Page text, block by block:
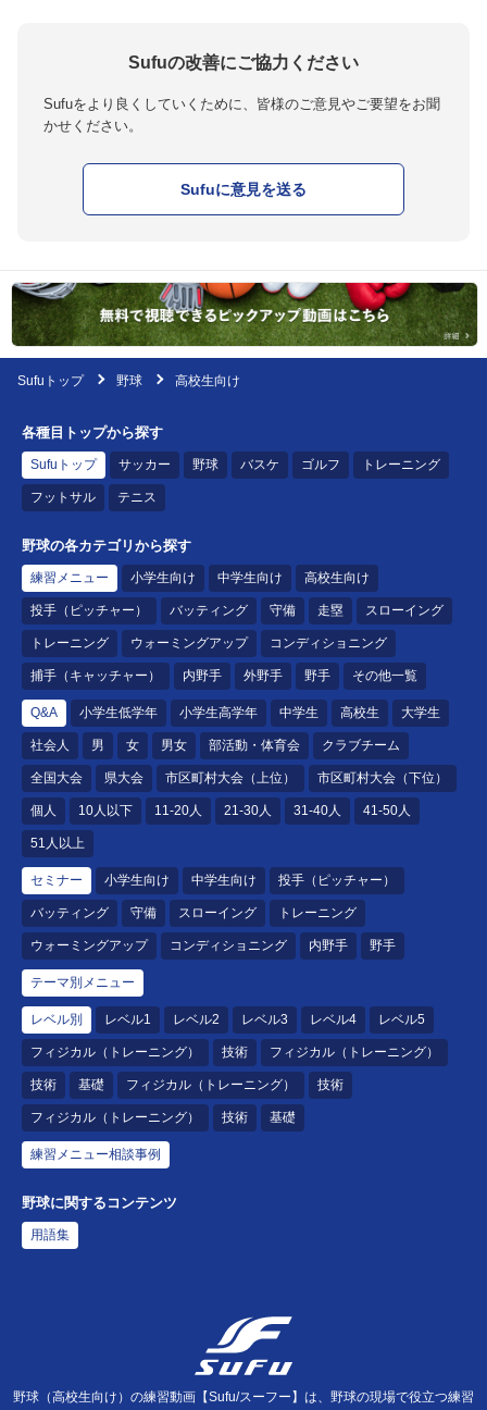
Sufuの改善にご協力ください
Sufuをより良くしていくために、皆様のご意見やご要望をお聞
かせください。
Sufuに意見を送る
Sufuトップ 野球 高校生向け
各種目トップから探す
Sufuトップ サッカー 野球 バスケ ゴルフ トレーニング
フットサル テニス
野球の各カテゴリから探す
練習メニュー 小学生向け 中学生向け 高校生向け
投手（ピッチャー） バッティング 守備 走塁 スローイング
トレーニング ウォーミングアップ コンディショニング
捕手（キャッチャー） 内野手 外野手 野手 その他一覧
Q&A 小学生低学年 小学生高学年 中学生 高校生 大学生
社会人 男 女 男女 部活動・体育会 クラブチーム
全国大会 県大会 市区町村大会（上位） 市区町村大会（下位）
個人 10人以下 11-20人 21-30人 31-40人 41-50人
51人以上
セミナー 小学生向け 中学生向け 投手（ピッチャー）
バッティング 守備 スローイング トレーニング
ウォーミングアップ コンディショニング 内野手 野手
テーマ別メニュー
レベル別 レベル1 レベル2 レベル3 レベル4 レベル5
フィジカル（トレーニング） 技術 フィジカル（トレーニング）
技術 基礎 フィジカル（トレーニング） 技術
フィジカル（トレーニング） 技術 基礎
練習メニュー相談事例
野球に関するコンテンツ
用語集
野球（高校生向け）の練習動画【Sufu/スーフー】は、野球の現場で役立つ練習